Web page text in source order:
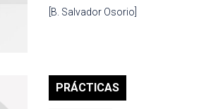
[B. Salvador Osorio]
PRÁCTICAS